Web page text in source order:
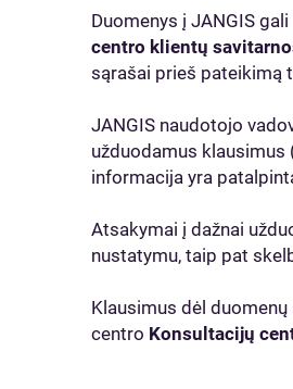
Duomenys į JANGIS
centro klientų
sąrašai prieš pateikimą
JANGIS naudotojo
užduodamus klausimus
informacija yra
Atsakymai į dažnai
nustatymu, taip pat
Klausimus dėl
centro Konsultacijų